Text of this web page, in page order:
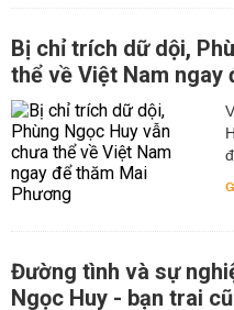
Bị chỉ trích dữ dội,
thể về Việt Nam ngay
Đường tình và sự
Ngọc Huy - bạn trai